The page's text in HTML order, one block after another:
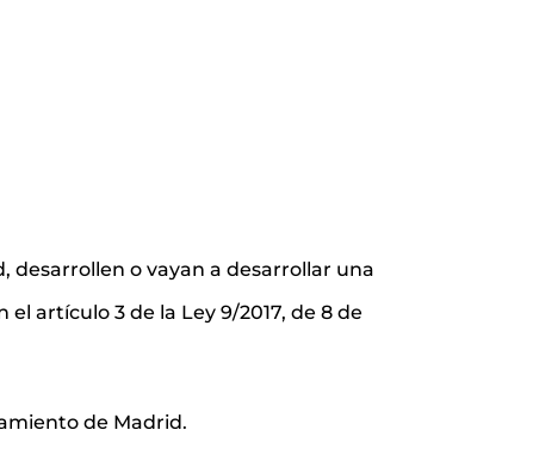
desarrollen o vayan a desarrollar una
artículo 3 de la Ley 9/2017, de 8 de
de Madrid.